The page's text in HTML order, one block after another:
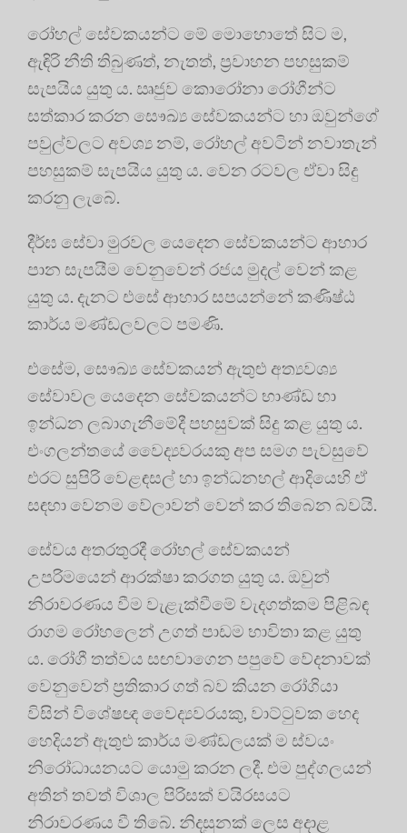
රෝහල් සේවකයන්ට මේ මොහොතේ සිට ම,
ඇඳිරි නීති තිබුණත්, නැතත්, ප්‍රවාහන පහසුකම්
සැපයිය යුතු ය. ඍජුව කොරෝනා රෝගීන්ට
සත්කාර කරන සෞඛ්‍ය සේවකයන්ට හා ඔවුන්ගේ
පවුල්වලට අවශ්‍ය නම්, රෝහල් අවටින් නවාතැන්
පහසුකම් සැපයිය යුතු ය. වෙන රටවල ඒවා සිදු
කරනු ලැබේ.
දීර්ඝ සේවා මුරවල යෙදෙන සේවකයන්ට ආහාර
පාන සැපයීම වෙනුවෙන් රජය මුදල් වෙන් කළ
යුතු ය. දැනට එසේ ආහාර සපයන්නේ කණිෂ්ඨ
කාර්ය මණ්ඩලවලට පමණි.
එසේම, සෞඛ්‍ය සේවකයන් ඇතුළු අත්‍යවශ්‍ය
සේවාවල යෙදෙන සේවකයන්ට භාණ්ඩ හා
ඉන්ධන ලබාගැනීමේදී පහසුවක් සිදු කළ යුතු ය.
එංගලන්තයේ වෛද්‍යවරයකු අප සමග පැවසුවේ
එරට සුපිරි වෙළඳසල් හා ඉන්ධනහල් ආදියෙහි ඒ
සඳහා වෙනම වේලාවන් වෙන් කර තිබෙන බවයි.
සේවය අතරතුරදී රෝහල් සේවකයන්
උපරිමයෙන් ආරක්ෂා කරගත යුතු ය. ඔවුන්
නිරාවරණය වීම වැළැක්වීමේ වැදගත්කම පිළිබඳ
රාගම රෝහලෙන් උගත් පාඩම භාවිතා කළ යුතු
ය. රෝගී තත්වය සඟවාගෙන පපුවේ වේදනාවක්
වෙනුවෙන් ප්‍රතිකාර ගත් බව කියන රෝගියා
විසින් විශේෂඥ වෛද්‍යවරයකු, වාට්ටුවක හෙද
හෙදියන් ඇතුළු කාර්ය මණ්ඩලයක් ම ස්වයං
නිරෝධායනයට යොමු කරන ලදී. එම පුද්ගලයන්
අතින් තවත් විශාල පිරිසක් වයිරසයට
නිරාවරණය වී තිබේ. නිදසුනක් ලෙස අදාළ